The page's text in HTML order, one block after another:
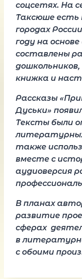
соцсетях. На
Таксюше есть
городах
году на
составлены
книжка и
Рассказы «
Дуськи»
Тексты были
также
вместе с
аудиоверсия
В планах
развитие
сферах
в
с обоими